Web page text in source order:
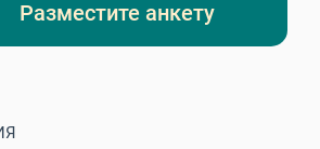
Разместите анкету